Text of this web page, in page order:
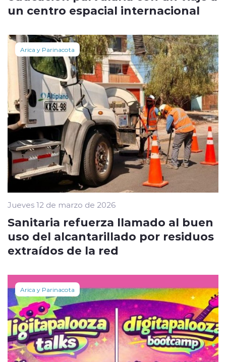
un centro espacial internacional
Arica y Parinacota
Jueves 12 de marzo de 2026
Sanitaria refuerza llamado al buen
uso del alcantarillado por residuos
extraídos de la red
Arica y Parinacota